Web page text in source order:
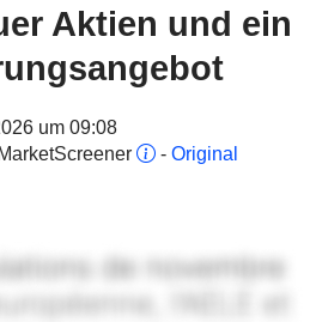
Aktien und ein
um 09:08
- Original